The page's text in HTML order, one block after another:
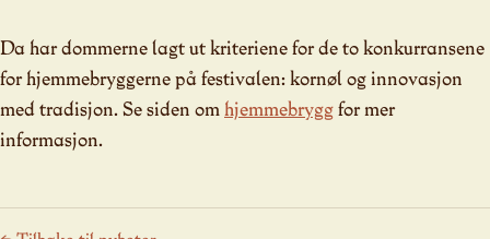
Da har dommerne lagt ut kriteriene for de to konkurransene
for hjemmebryggerne på festivalen: kornøl og innovasjon
med tradisjon. Se siden om hjemmebryggfor mer
informasjon.